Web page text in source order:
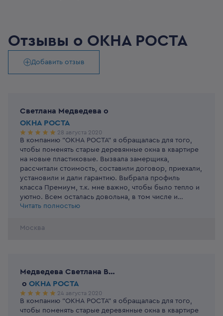
Отзывы о ОКНА РОСТА
Добавить отзыв
Светлана Медведева o
ОКНА РОСТА
28 августа 2020
В компанию "ОКНА РОСТА" я обращалась для того,
чтобы поменять старые деревянные окна в квартире
на новые пластиковые. Вызвала замерщика,
рассчитали стоимость, составили договор, приехали,
установили и дали гарантию. Выбрала профиль
класса Премиум, т.к. мне важно, чтобы было тепло и
уютно. Всем осталась довольна, в том числе и
доступной ценой.
Читать полностью
Москва
Медведева Светлана Владимировна
o ОКНА РОСТА
24 августа 2020
В компанию "ОКНА РОСТА" я обращалась для того,
чтобы поменять старые деревянные окна в квартире